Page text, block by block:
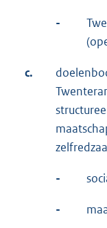
-
c.
-
-